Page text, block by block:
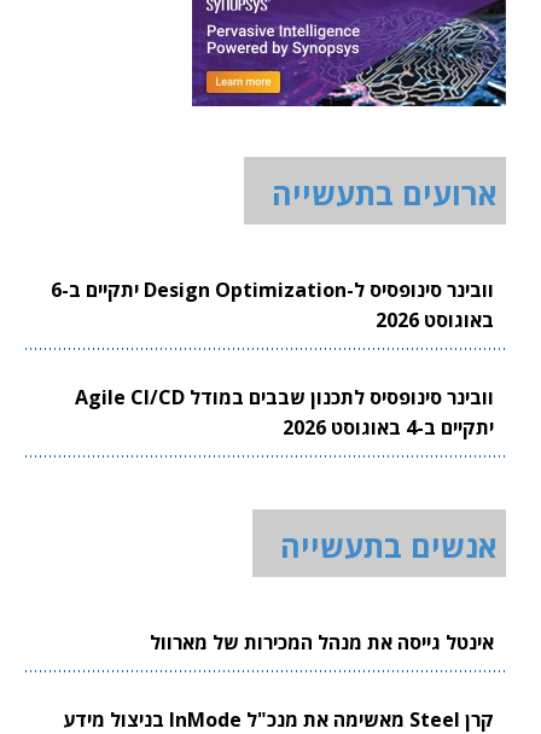
ארועים בתעשייה
וובינר סינופסיס ל-Design Optimization יתקיים ב-6
באוגוסט 2026
וובינר סינופסיס לתכנון שבבים במודל Agile CI/CD
יתקיים ב-4 באוגוסט 2026
אנשים בתעשייה
אינטל גייסה את מנהל המכירות של מארוול
קרן Steel מאשימה את מנכ"ל InMode בניצול מידע